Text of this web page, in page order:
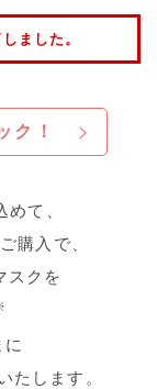
ました。
ク！
て、
購入で、
スクを
たします。